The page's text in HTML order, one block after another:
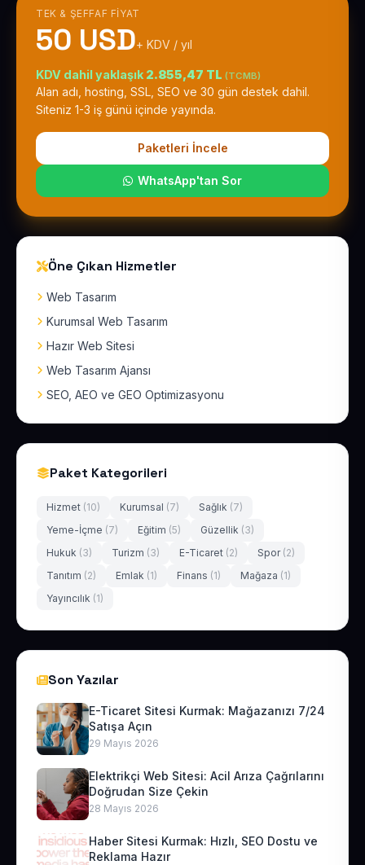
TEK & ŞEFFAF FIYAT
50 USD+ KDV / yıl
KDV dahil yaklaşık 2.855,47 TL (TCMB)
Alan adı, hosting, SSL, SEO ve 30 gün destek dahil.
Siteniz 1-3 iş günü içinde yayında.
Paketleri İncele
WhatsApp'tan Sor
Öne Çıkan Hizmetler
Web Tasarım
Kurumsal Web Tasarım
Hazır Web Sitesi
Web Tasarım Ajansı
SEO, AEO ve GEO Optimizasyonu
Paket Kategorileri
Hizmet (10) Kurumsal (7) Sağlık (7)
Yeme-İçme (7) Eğitim (5) Güzellik (3)
Hukuk (3) Turizm (3) E-Ticaret (2) Spor (2)
Tanıtım (2) Emlak (1) Finans (1) Mağaza (1)
Yayıncılık (1)
Son Yazılar
E-Ticaret Sitesi Kurmak: Mağazanızı 7/24
Satışa Açın
29 Mayıs 2026
Elektrikçi Web Sitesi: Acil Arıza Çağrılarını
Doğrudan Size Çekin
28 Mayıs 2026
Haber Sitesi Kurmak: Hızlı, SEO Dostu ve
Reklama Hazır